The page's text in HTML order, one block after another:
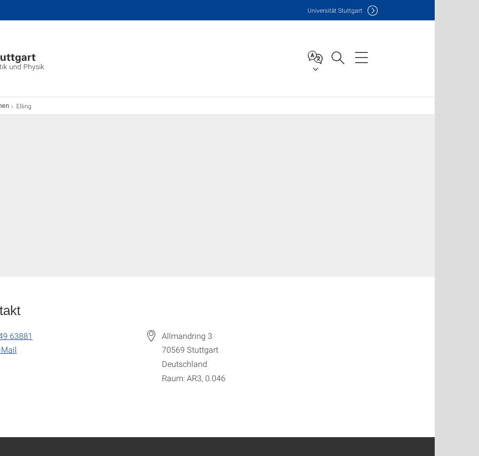
und Physik
Universität Stuttgart
Elling
63881
Mail
Allmandring 3
70569 Stuttgart
Deutschland
Raum: AR3, 0.046